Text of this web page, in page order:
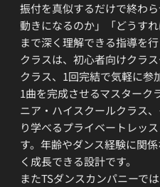
振付を真似するだけで終わ
動きになるのか」「どうす
まで深く理解できる指導を行
クラスは、初心者向けクラ
クラス、1回完結で気軽に参
1曲を完成させるマスターク
ニア・ハイスクールクラス
り学べるプライベートレッ
す。年齢やダンス経験に関
く成長できる設計です。
またTSダンスカンパニーで